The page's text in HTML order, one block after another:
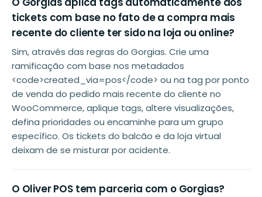
tickets com base no fato de a compra mais
recente do cliente ter sido na loja ou online?
Sim, através das regras do Gorgias. Crie uma
ramificação com base nos metadados
<code>created_via=pos</code> ou na tag por ponto
de venda do pedido mais recente do cliente no
WooCommerce, aplique tags, altere visualizações,
defina prioridades ou encaminhe para um grupo
específico. Os tickets do balcão e da loja virtual
deixam de se misturar por acidente.
O Oliver POS tem parceria com o Gorgias?